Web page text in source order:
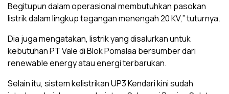
Begitupun dalam operasional membutuhkan pasokan
listrik dalam lingkup tegangan menengah 20 KV,” tuturnya.
Dia juga mengatakan, listrik yang disalurkan untuk
kebutuhan PT Vale di Blok Pomalaa bersumber dari
renewable energy atau energi terbarukan.
Selain itu, sistem kelistrikan UP3 Kendari kini sudah